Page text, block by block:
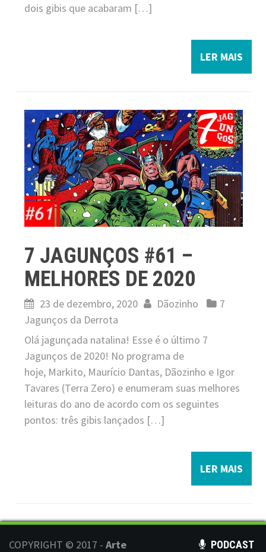
dois gibis que acabaram […]
LER MAIS
7 JAGUNÇOS #61 –
MELHORES DE 2020
23 de dezembro, 2020 Dãozinho
7
Jagunços da Derrota
Olá jagunçada natalina! Esse é o último 7
Jagunços de 2020! No programa de
hoje, Markito, Maurício Dantas, Dãozinho e Igor
Tavares (Terra Zero) e enumeram suas melhores
leituras do ano de acordo com os seguintes
pontos: três gibis lançados […]
LER MAIS
COPYRIGHT © 2017 - Arte
PODCAST